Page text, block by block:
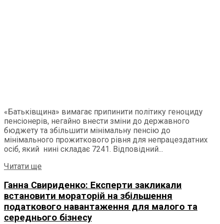
«Батьківщина» вимагає припинити політику геноциду
пенсіонерів, негайно внести зміни до державного
бюджету та збільшити мінімальну пенсію до
мінімального прожиткового рівня для непрацездатних
осіб, який нині складає 7241. Відповідний...
Читати ще
Ганна Свириденко: Експерти закликали
встановити мораторій на збільшення
податкового навантаження для малого та
середнього бізнесу